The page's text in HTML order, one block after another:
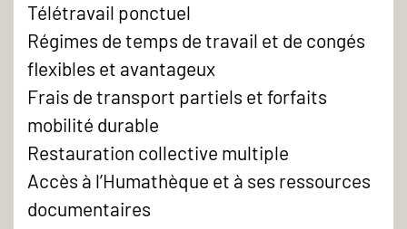
Télétravail ponctuel
Régimes de temps de travail et de congés
flexibles et avantageux
Frais de transport partiels et forfaits
mobilité durable
Restauration collective multiple
Accès à l’Humathèque et à ses ressources
documentaires